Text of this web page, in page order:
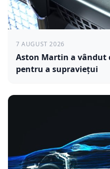
7 AUGUST 2026
Aston Martin a
pentru a supraviețui